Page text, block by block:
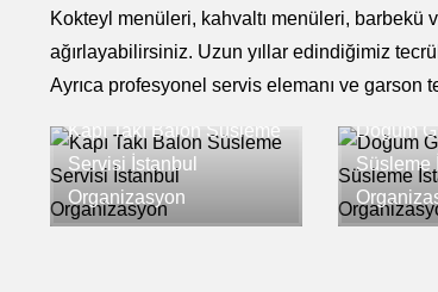
Kokteyl menüleri, kahvaltı menüleri, barbekü
ağırlayabilirsiniz. Uzun yıllar edindiğimiz
Ayrıca profesyonel servis elemanı ve
Kapı Takı Balon Süsleme
Servisi İstanbul
Organizasyon
Doğum
Süsleme